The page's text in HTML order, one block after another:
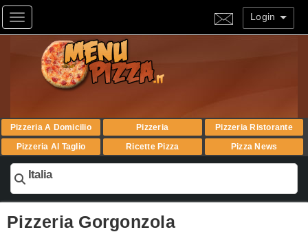
Toggle navigation Login
Pizzeria A Domicilio Pizzeria
Pizzeria Ristorante
Pizzeria Al Taglio
Ricette Pizza Pizza News
Italia
Pizzeria Gorgonzola